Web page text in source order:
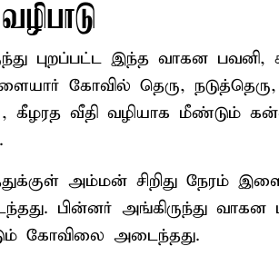
புறப்பட்ட இந்த வாகன
கோவில் தெரு,
, கீழரத வீதி வழியாக மீண்டும்
அம்மன் சிறிது நேரம்
பின்னர் அங்கிருந்து வாகன
கோவிலை அடைந்தது.